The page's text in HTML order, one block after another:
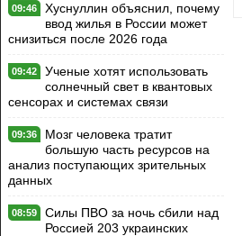
09:46
Хуснуллин объяснил, почему
ввод жилья в России может
снизиться после 2026 года
09:42
Ученые хотят использовать
солнечный свет в квантовых
сенсорах и системах связи
09:36
Мозг человека тратит
большую часть ресурсов на
анализ поступающих зрительных
данных
08:59
Силы ПВО за ночь сбили над
Россией 203 украинских